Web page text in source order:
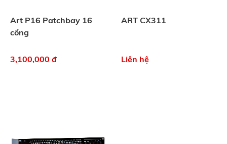
Art P16 Patchbay 16
cổng
3,100,000 đ
ART CX311
Liên hệ